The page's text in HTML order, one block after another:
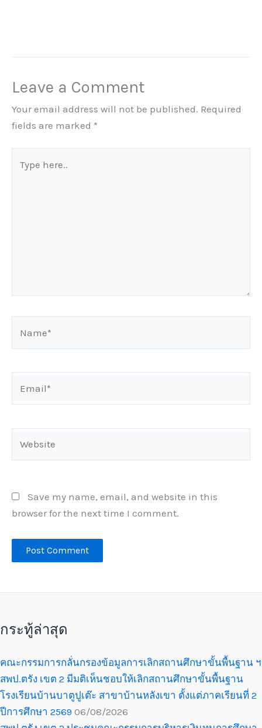
Leave a Comment
Your email address will not be published. Required
fields are marked *
here..
Save my name, email, and website in this
browser for the next time I comment.
กระทู้ล่าสุด
คณะกรรมการกลั่นกรองข้อมูลการเลิกสถานศึกษาขั้นพื้นฐาน ฯ
สพป.ตรัง เขต 2 มีมติเห็นชอบให้เลิกสถานศึกษาขั้นพื้นฐาน
โรงเรียนบ้านบาตูปูเต๊ะ สาขาบ้านหลังเขา ตั้งแต่ภาคเรียนที่ 2
ปีการศึกษา 2569 06/08/2026